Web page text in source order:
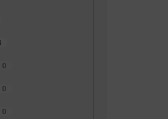
0
0
0